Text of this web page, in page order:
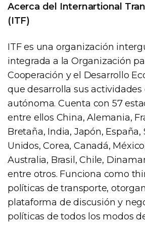
Acerca del Internartional
(ITF)
ITF es una organización
integrada a la Organización
Cooperación y el Desarrollo
que desarrolla sus actividades
autónoma. Cuenta con 57
entre ellos China, Alemania,
Bretaña, India, Japón, España,
Unidos, Corea, Canadá,
Australia, Brasil, Chile,
entre otros. Funciona como
políticas de transporte,
plataforma de discusión y
políticas de todos los modos